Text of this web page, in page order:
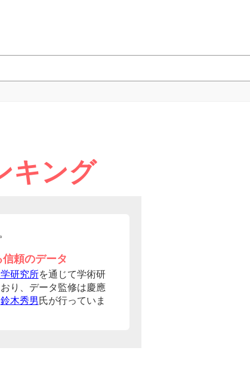
キング
。
頼のデータ
研究所を通じて学術研
り、データ監修は慶應
鈴木秀男 氏が行っていま